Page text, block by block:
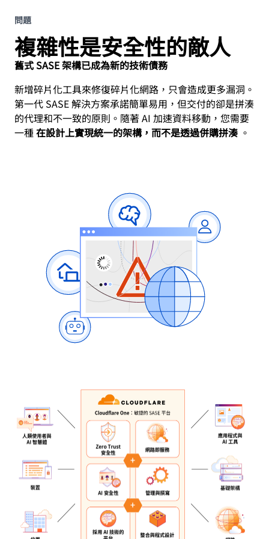
問題
複雜性是安全性的敵人
舊式 SASE 架構已成為新的技術債務
新增碎片化工具來修復碎片化網路，只會造成更多漏洞。
第一代 SASE 解決方案承諾簡單易用，但交付的卻是拼湊
的代理和不一致的原則。隨著 AI 加速資料移動，您需要
一種 在設計上實現統一的架構，而不是透過併購拼湊 。